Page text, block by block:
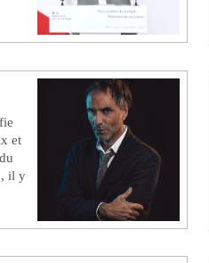
et
il y